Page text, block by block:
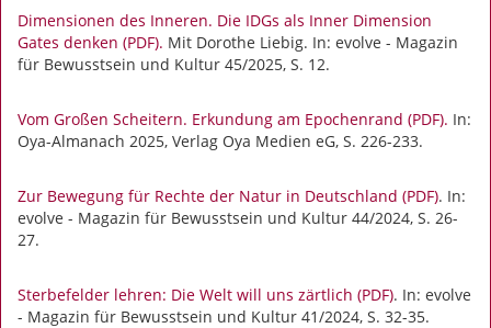
Dimensionen des Inneren. Die IDGs als Inner Dimension
Gates denken (PDF). Mit Dorothe Liebig. In: evolve - Magazin
für Bewusstsein und Kultur 45/2025, S. 12.
Vom Großen Scheitern. Erkundung am Epochenrand (PDF). In:
Oya-Almanach 2025, Verlag Oya Medien eG, S. 226-233.
Zur Bewegung für Rechte der Natur in Deutschland (PDF). In:
evolve - Magazin für Bewusstsein und Kultur 44/2024, S. 26-
27.
Sterbefelder lehren: Die Welt will uns zärtlich (PDF). In: evolve
- Magazin für Bewusstsein und Kultur 41/2024, S. 32-35.